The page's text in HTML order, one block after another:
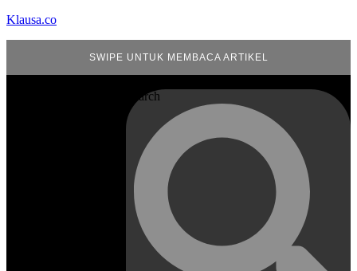
Klausa.co
SWIPE UNTUK MEMBACA ARTIKEL
Search